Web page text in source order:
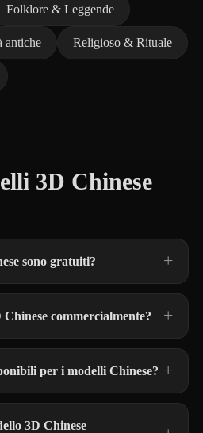
Folklore & Leggende
antiche Religioso & Rituale
3D Chinese
sono gratuiti?
Chinese commercialmente?
per i modelli Chinese?
3D Chinese